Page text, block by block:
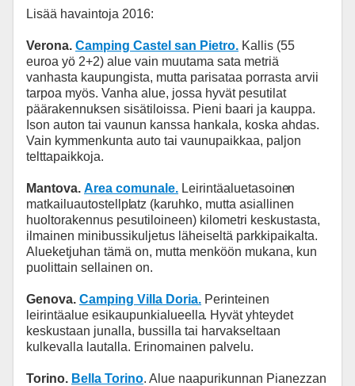
Lisää havaintoja 2016:
Verona. Camping Castel san Pietro. Kallis (55
euroa yö 2+2) alue vain muutama sata metriä
vanhasta kaupungista, mutta parisataa porrasta arvii
tarpoa myös. Vanha alue, jossa hyvät pesutilat
päärakennuksen sisätiloissa. Pieni baari ja kauppa.
Ison auton tai vaunun kanssa hankala, koska ahdas.
Vain kymmenkunta auto tai vaunupaikkaa, paljon
telttapaikkoja.
Mantova. Area comunale. Leirintäaluetasoinen
matkailuautostellplatz (karuhko, mutta asiallinen
huoltorakennus pesutiloineen) kilometri keskustasta,
ilmainen minibussikuljetus läheiseltä parkkipaikalta.
Alueketjuhan tämä on, mutta menköön mukana, kun
puolittain sellainen on.
Genova. Camping Villa Doria. Perinteinen
leirintäalue esikaupunkialueella. Hyvät yhteydet
keskustaan junalla, bussilla tai harvakseltaan
kulkevalla lautalla. Erinomainen palvelu.
Torino. Bella Torino. Alue naapurikunnan Pianezzan